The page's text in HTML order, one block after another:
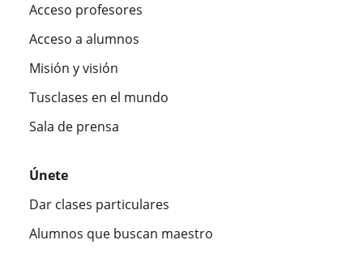
Acceso profesores
Acceso a alumnos
Misión y visión
Tusclases en el mundo
Sala de prensa
Únete
Dar clases particulares
Alumnos que buscan maestro